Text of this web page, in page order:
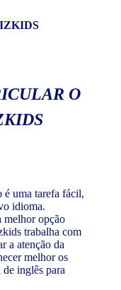
O
é uma tarefa fácil,
idioma.
melhor opção
trabalha com
a atenção da
melhor os
inglês para